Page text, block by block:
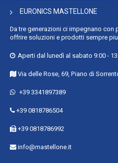
EURONICS MASTELLONE
Da tre generazioni ci impegnano
offrire soluzioni e prodotti sempre
Aperti dal lunedì al sabato 9:00 -
Via delle Rose, 69, Piano di
+39 3341897389
+39 0818786504
+39 0818786992
info@mastellone.it